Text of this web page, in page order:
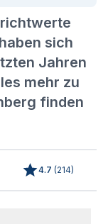
sich
Jahren
mehr zu
finden
4.7 (214)